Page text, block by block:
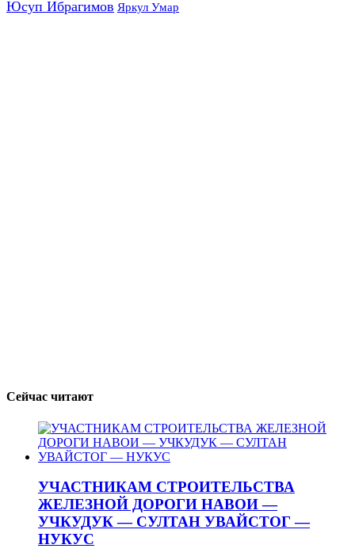
Юсуп Ибрагимов Яркул Умар
Сейчас читают
УЧАСТНИКАМ СТРОИТЕЛЬСТВА
ЖЕЛЕЗНОЙ ДОРОГИ НАВОИ —
УЧКУДУК — СУЛТАН УВАЙСТОГ —
НУКУС